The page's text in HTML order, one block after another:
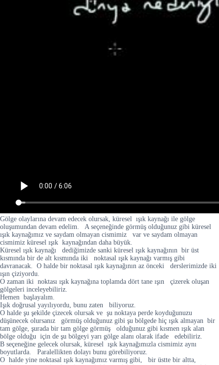
Gölge olaylarına devam edecek olursak, küresel ışık kaynağı ile gölge
oluşumundan devam edelim. A seçeneğinde görmüş olduğunuz gibi küresel
ışık kaynağımız ve saydam olmayan cismimiz var ve saydam olmayan
cismimiz küresel ışık kaynağından daha büyük.
Küresel ışık kaynağı dediğimizde sanki küresel ışık kaynağının bir üst
kısmında bir de alt kısmında iki noktasal ışık kaynağı varmış gibi
davranacak. O halde bir noktasal ışık kaynağının az önceki derslerimizde iki
ışın çiziyordu.
O zaman iki noktası ışık kaynağına toplamda dört tane ışın çizerek oluşan
gölgeleri inceleyebiliriz.
Hemen başlayalım.
Işık doğrusal yayılıyordu, bunu zaten biliyoruz.
O halde şu şekilde çizecek olursak ve şu noktaya perde koyduğunuzu
düşünecek olursanız görmüş olduğunuz gibi şu bölgede hiç ışık almayan bir
tam gölge, şurada bir tam gölge görmüş olduğunuz gibi kısmen ışık alan
bölge olduğu için de şu bölgeyi yarı gölge alanı olarak ifade edebiliriz.
B seçeneğine gelecek olursak, küresel ışık kaynağımızla cismimiz aynı
boyutlarda. Paralellikten dolayı bunu görebiliyoruz.
O halde yine noktasal ışık kaynağımız varmış gibi, bir üstte bir altta,